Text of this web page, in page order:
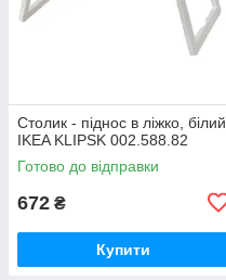
Столик - піднос в ліжко, білий
IKEA KLIPSK 002.588.82
Готово до відправки
672 ₴
Купити